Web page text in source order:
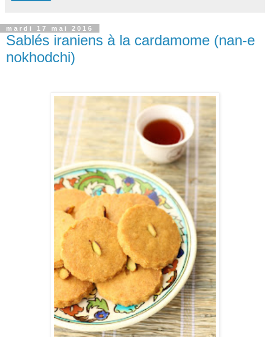
mardi 17 mai 2016
Sablés iraniens à la cardamome (nan-e
nokhodchi)